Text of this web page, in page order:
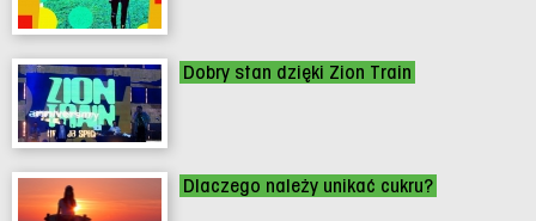
Dobry stan dzięki Zion Train
Dlaczego należy unikać cukru?